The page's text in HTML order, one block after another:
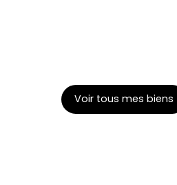
Voir tous mes biens